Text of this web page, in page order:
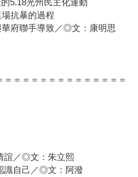
5.18光州民主化運動
抗暴的過程
華府聯手導致／◎文：康明思
＝＝＝＝＝＝＝＝＝＝＝＝＝
誼／◎文：朱立熙
識自己／◎文：阿潑